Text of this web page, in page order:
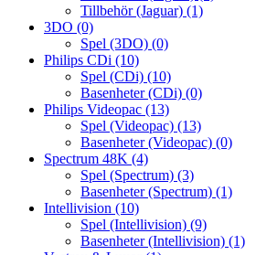
Tillbehör (Jaguar) (1)
3DO (0)
Spel (3DO) (0)
Philips CDi (10)
Spel (CDi) (10)
Basenheter (CDi) (0)
Philips Videopac (13)
Spel (Videopac) (13)
Basenheter (Videopac) (0)
Spectrum 48K (4)
Spel (Spectrum) (3)
Basenheter (Spectrum) (1)
Intellivision (10)
Spel (Intellivision) (9)
Basenheter (Intellivision) (1)